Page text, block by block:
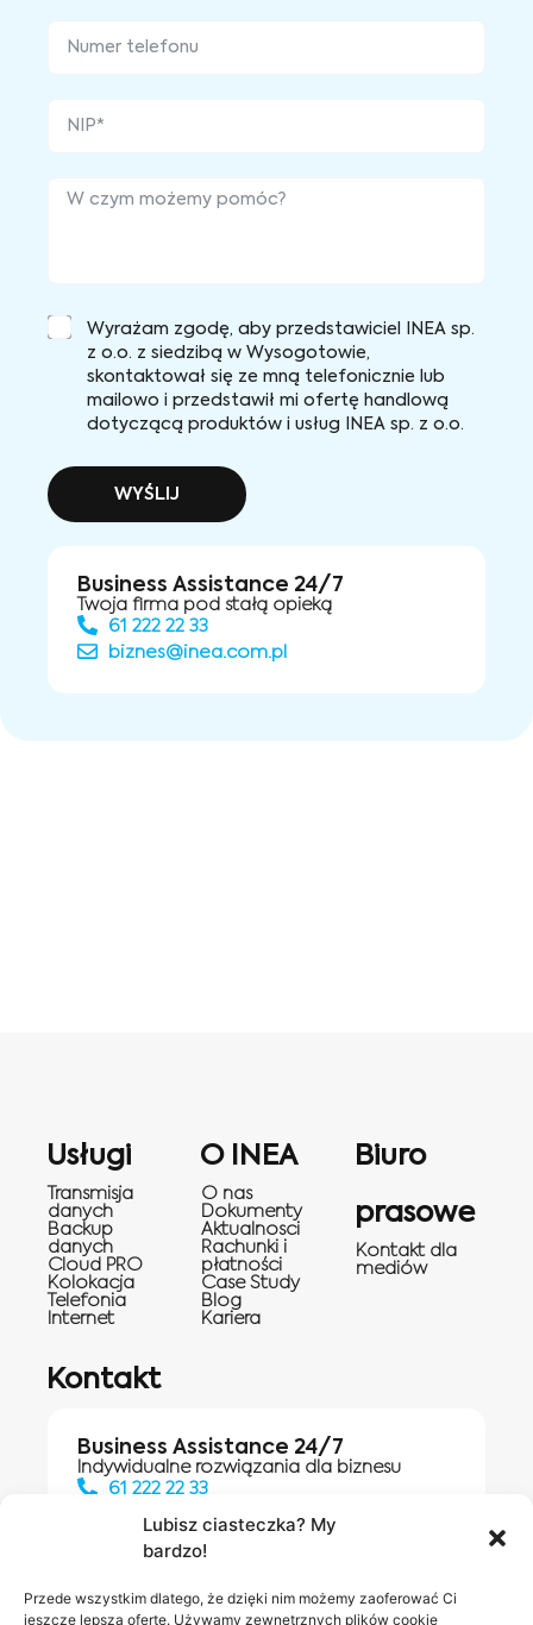
Lubisz ciasteczka? My
bardzo!
Przede wszystkim dlatego, że dzięki nim możemy zaoferować Ci
jeszcze lepszą ofertę. Używamy zewnętrznych plików cookie
Wyrażam zgodę, aby przedstawiciel INEA sp.
z o.o. z siedzibą w Wysogotowie,
skontaktował się ze mną telefonicznie lub
mailowo i przedstawił mi ofertę handlową
dotyczącą produktów i usług INEA sp. z o.o.
WYŚLIJ
Business Assistance 24/7
Twoja firma pod stałą opieką
61 222 22 33
biznes@inea.com.pl
Usługi
Transmisja
danych
Backup
danych
Cloud PRO
Kolokacja
Telefonia
Internet
O INEA
O nas
Dokumenty
Aktualnosci
Rachunki i
płatności
Case Study
Blog
Kariera
Biuro
prasowe
Kontakt dla
mediów
Kontakt
Business Assistance 24/7
Indywidualne rozwiązania dla biznesu
61 222 22 33